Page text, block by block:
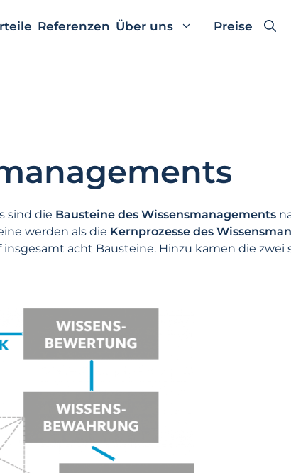
Referenzen Über uns Preise
sind die Bausteine des Wissensmanagements
werden als die Kernprozesse des
acht Bausteine. Hinzu kamen die zwei